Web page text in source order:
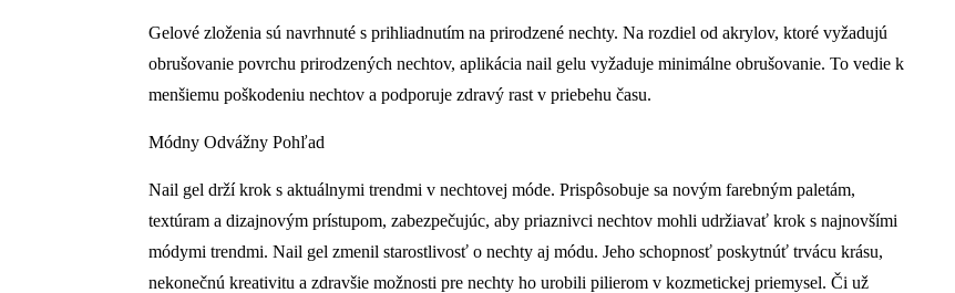
Gelové zloženia sú navrhnuté s prihliadnutím na prirodzené nechty. Na rozdiel od akrylov, ktoré vyžadujú
obrušovanie povrchu prirodzených nechtov, aplikácia nail gelu vyžaduje minimálne obrušovanie. To vedie k
menšiemu poškodeniu nechtov a podporuje zdravý rast v priebehu času.
Módny Odvážny Pohľad
Nail gel drží krok s aktuálnymi trendmi v nechtovej móde. Prispôsobuje sa novým farebným paletám,
textúram a dizajnovým prístupom, zabezpečujúc, aby priaznivci nechtov mohli udržiavať krok s najnovšími
módymi trendmi. Nail gel zmenil starostlivosť o nechty aj módu. Jeho schopnosť poskytnúť trvácu krásu,
nekonečnú kreativitu a zdravšie možnosti pre nechty ho urobili pilierom v kozmetickej priemysel. Či už